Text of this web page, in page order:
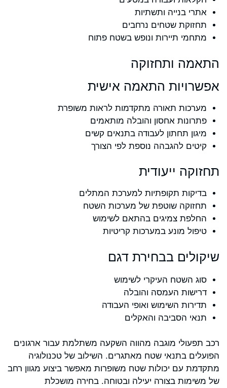
אתרי בנייה ותשתיות
תחזוקת שטחים נרחבים
מתחמי תיירות ונופש בשטח פתוח
התאמה ותחזוקה
אפשרויות התאמה אישית
מערכות תאורה מתקדמות לראות משופרת
פתרונות אחסון והובלה מותאמים
מיגון תחתון לעבודה בתנאים קשים
קיטים להגבהה נוספת לפי הצורך
תחזוקה ייעודית
בדיקות תקופתיות למערכת המתלים
תחזוקה שוטפת של מערכות השטח
החלפת צמיגים בהתאם לשימוש
טיפול מונע במערכות קריטיות
שיקולים בבחירת דגם
סוג השטח העיקרי לשימוש
דרישות העמסה והובלה
תדירות השימוש ואופי העבודה
תנאי הסביבה והאקלים
רכב תפעולי מוגבה מהווה השקעה משתלמת עבור ארגונים
הפועלים בתנאי שטח מאתגרים. השילוב של טכנולוגיה
מתקדמת עם יכולות שטח משופרות מאפשר ביצוע מגוון רחב
של משימות בצורה יעילה ובטוחה. בחירה מושכלת